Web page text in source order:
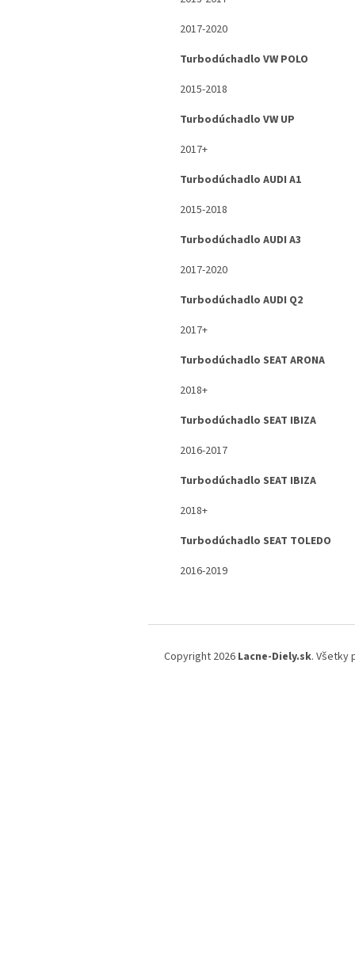
2017-2020
Turbodúchadlo VW POLO
2015-2018
Turbodúchadlo VW UP
2017+
Turbodúchadlo AUDI A1
2015-2018
Turbodúchadlo AUDI A3
2017-2020
Turbodúchadlo AUDI Q2
2017+
Turbodúchadlo SEAT ARONA
2018+
Turbodúchadlo SEAT IBIZA
2016-2017
Turbodúchadlo SEAT IBIZA
2018+
Turbodúchadlo SEAT TOLEDO
2016-2019
Copyright 2026 Lacne-Diely.sk. Všetky